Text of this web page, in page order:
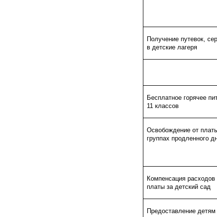
Получение путевок,
в детские лагеря
Бесплатное горячее
11 классов
Освобождение от
группах продленного
Компенсация
платы за детский сад
Предоставление детям